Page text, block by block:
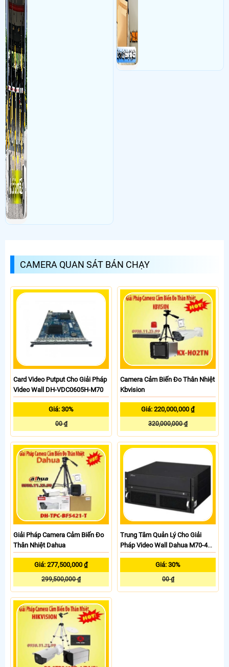
CAMERA QUAN SÁT BÁN CHẠY
Card Video Putput Cho Giải Pháp
Video Wall DH-VDC0605H-M70
Giá: 30%
00 ₫
Camera Cảm Biến Đo Thân Nhiệt
Kbvision
Giá: 220,000,000 ₫
320,000,000 ₫
Giải Pháp Camera Cảm Biến Đo
Thân Nhiệt Dahua
Giá: 277,500,000 ₫
299,500,000 ₫
Trung Tâm Quản Lý Cho Giải
Pháp Video Wall Dahua M70-4U-
E
Giá: 30%
00 ₫